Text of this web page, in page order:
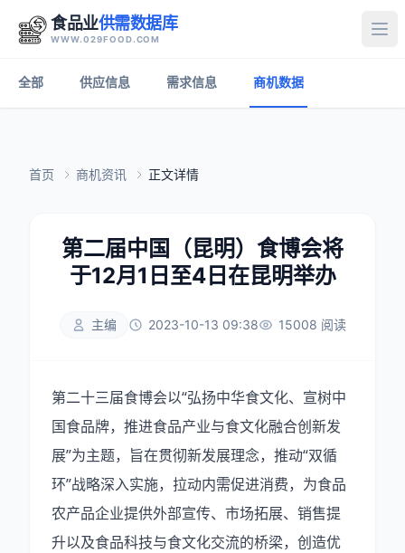
食品业供需数据库
WWW.029FOOD.COM 打
全部 供应信息 需求信息 商机数据
首页 商机资讯 正文详情
第二届中国（昆明）食博会将
于12月1日至4日在昆明举办
主编 2023-10-13 09:38 15008 阅读
第二十三届食博会以“弘扬中华食文化、宣树中
国食品牌，推进食品产业与食文化融合创新发
展”为主题，旨在贯彻新发展理念，推动“双循
环”战略深入实施，拉动内需促进消费，为食品
农产品企业提供外部宣传、市场拓展、销售提
升以及食品科技与食文化交流的桥梁，创造优